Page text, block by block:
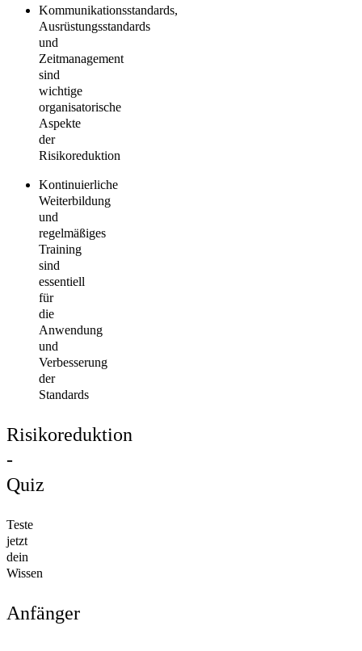
Kommunikationsstandards,
Ausrüstungsstandards
und
Zeitmanagement
sind
wichtige
organisatorische
Aspekte
der
Risikoreduktion
Kontinuierliche
Weiterbildung
und
regelmäßiges
Training
sind
essentiell
für
die
Anwendung
und
Verbesserung
der
Standards
Risikoreduktion
-
Quiz
Teste
jetzt
dein
Wissen
Anfänger